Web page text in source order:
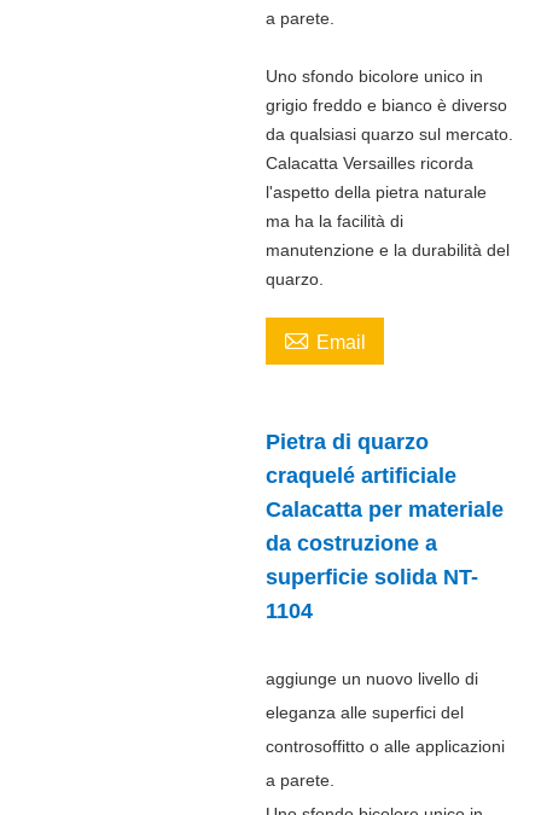
a parete.
Uno sfondo bicolore unico in
grigio freddo e bianco è diverso
da qualsiasi quarzo sul mercato.
Calacatta Versailles ricorda
l'aspetto della pietra naturale
ma ha la facilità di
manutenzione e la durabilità del
quarzo.
 Email
Pietra di quarzo
craquelé artificiale
Calacatta per materiale
da costruzione a
superficie solida NT-
1104
aggiunge un nuovo livello di
eleganza alle superfici del
controsoffitto o alle applicazioni
a parete.